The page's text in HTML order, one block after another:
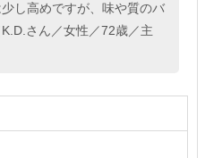
し高めですが、味や質のバ
さん／女性／72歳／主